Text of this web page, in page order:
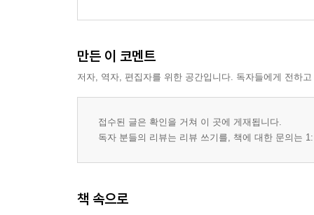
제4부 결국 사랑 : R4+4H=LOVE
1장 사랑은 생명을 살린다
2장 사랑은 젊음을 지킨다
3장 사랑은 영원하다
만든 이 코멘트
저자, 역자, 편집자를 위한 공간입니다. 독자들에게 전하
접수된 글은 확인을 거쳐 이 곳에 게재됩니다.
독자 분들의 리뷰는 리뷰 쓰기를, 책에 대한 문의는
책 속으로